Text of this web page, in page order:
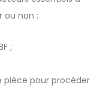
ou non :
;
pièce pour procéder